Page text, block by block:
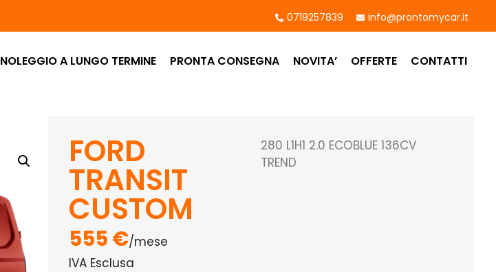
0719257839 info@prontomycar.it
NOLEGGIO A LUNGO TERMINE PRONTA CONSEGNA NOVITA’ OFFERTE CONTATTI
FORD
TRANSIT
CUSTOM
280 L1H1 2.0 ECOBLUE 136CV
TREND
555 €/mese
IVA Esclusa